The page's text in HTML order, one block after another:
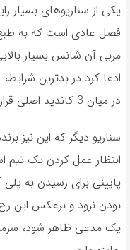
یکی از سناریوهای بسیار
فصل عادی است که به طبع
مربی آن شانس بسیار
ادعا کرد در بدترین
در میان 3 کاندید اصلی قرار می گیرد.
سناریو دیگر که این نیز
انتظار عمل کردن یک
پایینی برای رسیدن به
بودن نرود و برعکس این
یک مدعی ظاهر شود،